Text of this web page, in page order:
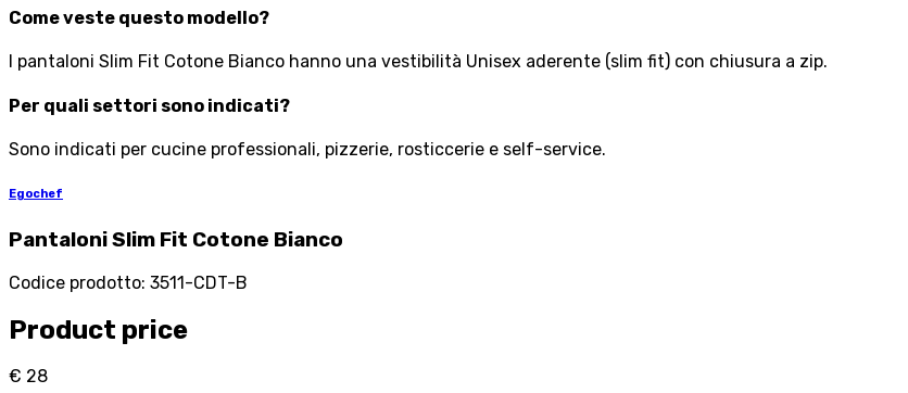
Come veste questo modello?
I pantaloni Slim Fit Cotone Bianco hanno una vestibilità Unisex aderente (slim fit) con chiusura a zip.
Per quali settori sono indicati?
Sono indicati per cucine professionali, pizzerie, rosticcerie e self-service.
Egochef
Pantaloni Slim Fit Cotone Bianco
Codice prodotto: 3511-CDT-B
Product price
€ 28